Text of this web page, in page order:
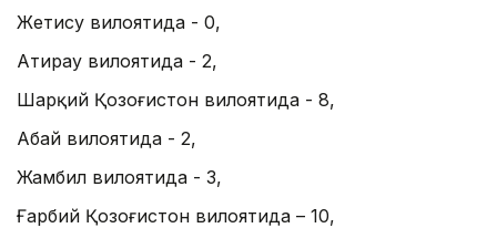
Жетису вилоятида - 0,
Атирау вилоятида - 2,
Шарқий Қозоғистон вилоятида - 8,
Абай вилоятида - 2,
Жамбил вилоятида - 3,
Ғарбий Қозоғистон вилоятида – 10,